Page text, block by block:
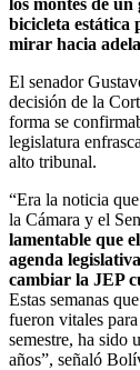
bicicleta estática
mirar hacia
El senador
decisión de la
forma se
legislatura
alto tribunal.
“Era la noticia
la Cámara y el
lamentable que
agenda
cambiar la JEP
Estas semanas
fueron vitales
semestre, ha sido
años”, señaló